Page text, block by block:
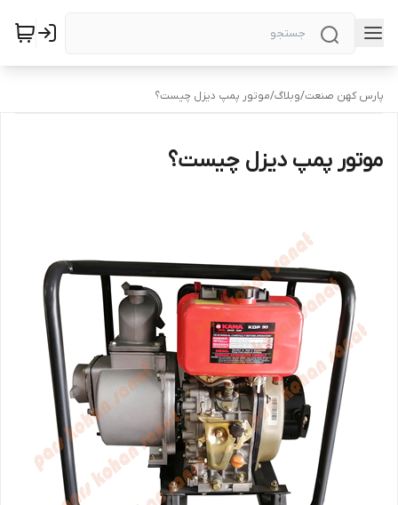
پارس کهن صنعت/وبلاگ/موتور پمپ دیزل چیست؟
موتور پمپ دیزل چیست؟